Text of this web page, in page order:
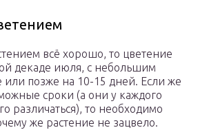
всё хорошо, то цветение
декаде июля, с небольшим
позже на 10-15 дней. Если же
сроки (а они у каждого
различаться), то необходимо
же растение не зацвело.